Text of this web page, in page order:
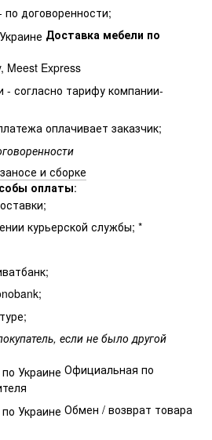
договоренности;
Доставка мебели по
Meest Express
- согласно тарифу компании-
оплачивает заказчик;
и сборке
оплаты:
курьерской службы; *
если не было другой
Официальная по
Обмен / возврат товара